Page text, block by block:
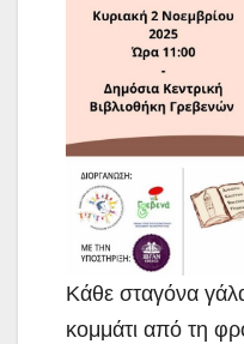
Κάθε σταγόνα
κομμάτι από τη